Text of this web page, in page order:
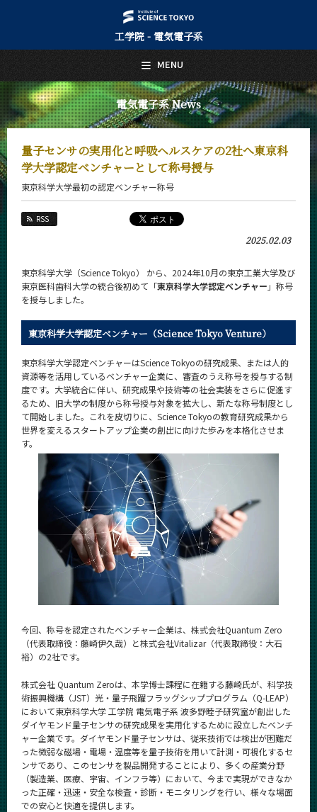
工学院 - 電気電子系
電気電子系 News
量子センサの実用化と呼吸ヘルスケアの2社へ東京科
学大学認定ベンチャーとして称号授与
東京科学大学最初の認定ベンチャー称号
RSS
2025.02.03
東京科学大学（Science Tokyo） から、2024年10月の東京工業大学及び
東京医科歯科大学の統合後初めて「東京科学大学認定ベンチャー 」称号
を授与しました。
東京科学大学認定ベンチャー（Science Tokyo Venture）
東京科学大学認定ベンチャーはScience Tokyoの研究成果、または人的
資源等を活用しているベンチャー企業に、審査のうえ称号を授与する制
度です。大学統合に伴い、研究成果や技術等の社会実装をさらに促進す
るため、旧大学の制度から称号授与対象を拡大し、新たな称号制度とし
て開始しました。これを皮切りに、Science Tokyoの教育研究成果から
世界を変えるスタートアップ企業の創出に向けた歩みを本格化させま
す。
今回、称号を認定されたベンチャー企業は、株式会社Quantum Zero
（代表取締役：藤崎伊久哉）と株式会社Vitalizar（代表取締役：大石
裕）の2社です。
株式会社 Quantum Zeroは、本学博士課程に在籍する藤崎氏が、科学技
術振興機構（JST）光・量子飛躍フラッグシッププログラム（Q-LEAP）
において東京科学大学 工学院 電気電子系 波多野睦子研究室が創出した
ダイヤモンド量子センサの研究成果を実用化するために設立したベンチ
ャー企業です。ダイヤモンド量子センサは、従来技術では検出が困難だ
った微弱な磁場・電場・温度等を量子技術を用いて計測・可視化するセ
ンサであり、このセンサを製品開発することにより、多くの産業分野
（製造業、医療、宇宙、インフラ等）において、今まで実現ができなか
った正確・迅速・安全な検査・診断・モニタリングを行い、様々な場面
での安心と快適を提供します。
MENU
日本語 English
トップページ
Top Page
電気電子系について
About Us
教育
Education
教員・研究室
入学案内
Admissions
カテゴリ別
課程別
月別
イベントカレンダー
Event Calendar
サイト構成
学内向け情報
系詳細情報
CLOSE